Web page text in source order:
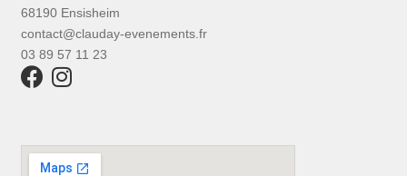
68190 Ensisheim
contact@clauday-evenements.fr
03 89 57 11 23